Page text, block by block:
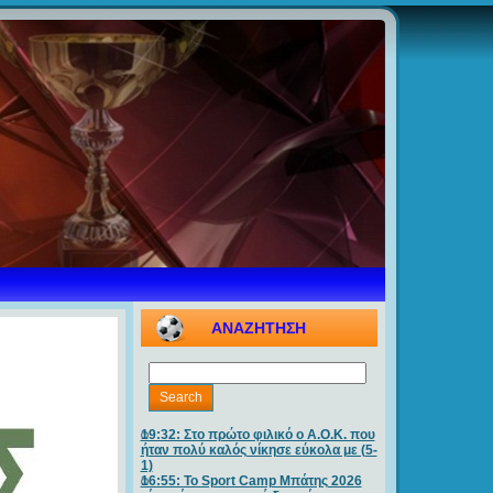
ΑΝΑΖΗΤΗΣΗ
19:32: Στο πρώτο φιλικό ο Α.Ο.Κ. που
ήταν πολύ καλός νίκησε εύκολα με (5-
1)
16:55: Το Sport Camp Μπάτης 2026